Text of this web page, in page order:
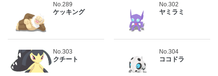
No.289
ケッキング
No.302
ヤミラミ
No.303
クチート
No.304
ココドラ